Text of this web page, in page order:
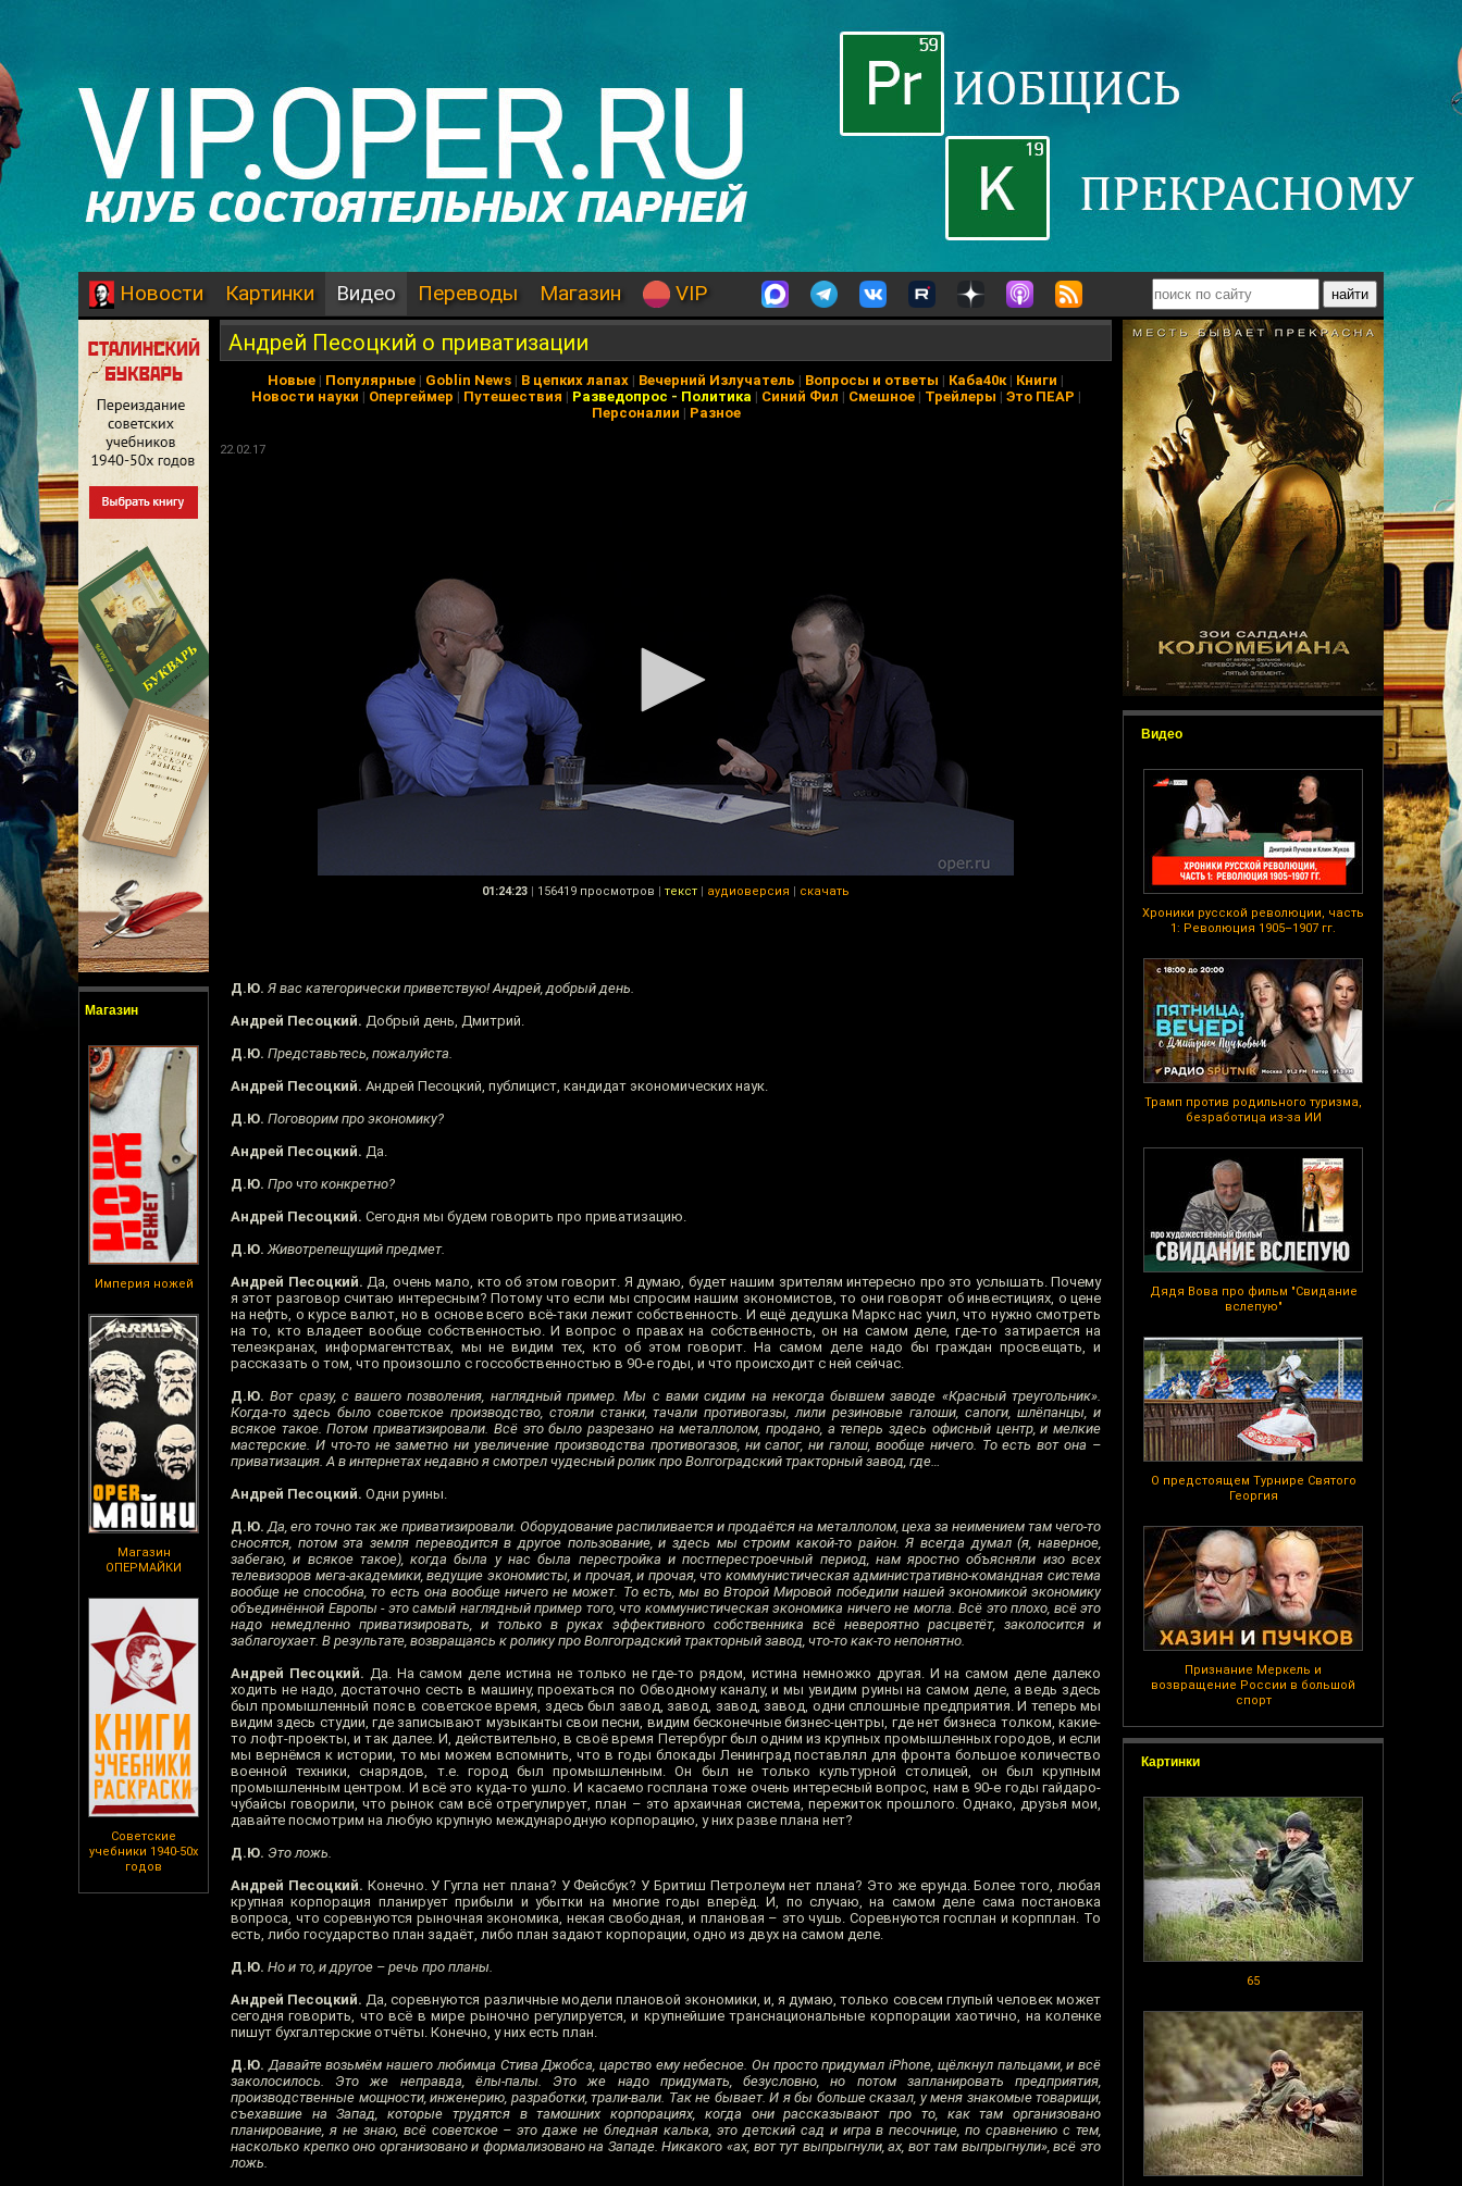
Новости Картинки Видео Переводы Магазин VIP
Магазин
Империя ножей
Магазин
ОПЕРМАЙКИ
Советские
учебники 1940-50х
годов
Видео
Хроники русской революции, часть
1: Революция 1905–1907 гг.
Трамп против родильного туризма,
безработица из-за ИИ
Дядя Вова про фильм "Свидание
вслепую"
О предстоящем Турнире Святого
Георгия
Признание Меркель и
возвращение России в большой
спорт
Картинки
65
Андрей Песоцкий о приватизации
Новые | Популярные | Goblin News | В цепких лапах | Вечерний Излучатель | Вопросы и ответы | Каба40к| Книги |
Новости науки | Опергеймер | Путешествия | Разведопрос - Политика | Синий Фил | Смешное| Трейлеры | Это ПЕАР |
Персоналии | Разное
22.02.17
01:24:23 | 156419 просмотров | текст | аудиоверсия | скачать
Д.Ю. Я вас категорически приветствую! Андрей, добрый день.
Андрей Песоцкий. Добрый день, Дмитрий.
Д.Ю. Представьтесь, пожалуйста.
Андрей Песоцкий. Андрей Песоцкий, публицист, кандидат экономических наук.
Д.Ю. Поговорим про экономику?
Андрей Песоцкий. Да.
Д.Ю. Про что конкретно?
Андрей Песоцкий. Сегодня мы будем говорить про приватизацию.
Д.Ю. Животрепещущий предмет.
Андрей Песоцкий. Да, очень мало, кто об этом говорит. Я думаю, будет нашим зрителям интересно про это услышать. Почему
я этот разговор считаю интересным? Потому что если мы спросим нашим экономистов, то они говорят об инвестициях, о цене
на нефть, о курсе валют, но в основе всего всё-таки лежит собственность. И ещё дедушка Маркс нас учил, что нужно смотреть
на то, кто владеет вообще собственностью. И вопрос о правах на собственность, он на самом деле, где-то затирается на
телеэкранах, информагентствах, мы не видим тех, кто об этом говорит. На самом деле надо бы граждан просвещать, и
рассказать о том, что произошло с госсобственностью в 90-е годы, и что происходит с ней сейчас.
Д.Ю. Вот сразу, с вашего позволения, наглядный пример. Мы с вами сидим на некогда бывшем заводе «Красный треугольник».
Когда-то здесь было советское производство, стояли станки, тачали противогазы, лили резиновые галоши, сапоги, шлёпанцы, и
всякое такое. Потом приватизировали. Всё это было разрезано на металлолом, продано, а теперь здесь офисный центр, и мелкие
мастерские. И что-то не заметно ни увеличение производства противогазов, ни сапог, ни галош, вообще ничего. То есть вот она –
приватизация. А в интернетах недавно я смотрел чудесный ролик про Волгоградский тракторный завод, где…
Андрей Песоцкий. Одни руины.
Д.Ю. Да, его точно так же приватизировали. Оборудование распиливается и продаётся на металлолом, цеха за неимением там чего-то
сносятся, потом эта земля переводится в другое пользование, и здесь мы строим какой-то район. Я всегда думал (я, наверное,
забегаю, и всякое такое), когда была у нас была перестройка и постперестроечный период, нам яростно объясняли изо всех
телевизоров мега-академики, ведущие экономисты, и прочая, и прочая, что коммунистическая административно-командная система
вообще не способна, то есть она вообще ничего не может. То есть, мы во Второй Мировой победили нашей экономикой экономику
объединённой Европы - это самый наглядный пример того, что коммунистическая экономика ничего не могла. Всё это плохо, всё это
надо немедленно приватизировать, и только в руках эффективного собственника всё невероятно расцветёт, заколосится и
заблагоухает. В результате, возвращаясь к ролику про Волгоградский тракторный завод, что-то как-то непонятно.
Андрей Песоцкий. Да. На самом деле истина не только не где-то рядом, истина немножко другая. И на самом деле далеко
ходить не надо, достаточно сесть в машину, проехаться по Обводному каналу, и мы увидим руины на самом деле, а ведь здесь
был промышленный пояс в советское время, здесь был завод, завод, завод, завод, одни сплошные предприятия. И теперь мы
видим здесь студии, где записывают музыканты свои песни, видим бесконечные бизнес-центры, где нет бизнеса толком, какие-
то лофт-проекты, и так далее. И, действительно, в своё время Петербург был одним из крупных промышленных городов, и если
мы вернёмся к истории, то мы можем вспомнить, что в годы блокады Ленинград поставлял для фронта большое количество
военной техники, снарядов, т.е. город был промышленным. Он был не только культурной столицей, он был крупным
промышленным центром. И всё это куда-то ушло. И касаемо госплана тоже очень интересный вопрос, нам в 90-е годы гайдаро-
чубайсы говорили, что рынок сам всё отрегулирует, план – это архаичная система, пережиток прошлого. Однако, друзья мои,
давайте посмотрим на любую крупную международную корпорацию, у них разве плана нет?
Д.Ю. Это ложь.
Андрей Песоцкий. Конечно. У Гугла нет плана? У Фейсбук? У Бритиш Петролеум нет плана? Это же ерунда. Более того, любая
крупная корпорация планирует прибыли и убытки на многие годы вперёд. И, по случаю, на самом деле сама постановка
вопроса, что соревнуются рыночная экономика, некая свободная, и плановая – это чушь. Соревнуются госплан и корпплан. То
есть, либо государство план задаёт, либо план задают корпорации, одно из двух на самом деле.
Д.Ю. Но и то, и другое – речь про планы.
Андрей Песоцкий. Да, соревнуются различные модели плановой экономики, и, я думаю, только совсем глупый человек может
сегодня говорить, что всё в мире рыночно регулируется, и крупнейшие транснациональные корпорации хаотично, на коленке
пишут бухгалтерские отчёты. Конечно, у них есть план.
Д.Ю. Давайте возьмём нашего любимца Стива Джобса, царство ему небесное. Он просто придумал iPhone, щёлкнул пальцами, и всё
заколосилось. Это же неправда, ёлы-палы. Это же надо придумать, безусловно, но потом запланировать предприятия,
производственные мощности, инженерию, разработки, трали-вали. Так не бывает. И я бы больше сказал, у меня знакомые товарищи,
съехавшие на Запад, которые трудятся в тамошних корпорациях, когда они рассказывают про то, как там организовано
планирование, я не знаю, всё советское – это даже не бледная калька, это детский сад и игра в песочнице, по сравнению с тем,
насколько крепко оно организовано и формализовано на Западе. Никакого «ах, вот тут выпрыгнули, ах, вот там выпрыгнули», всё это
ложь.